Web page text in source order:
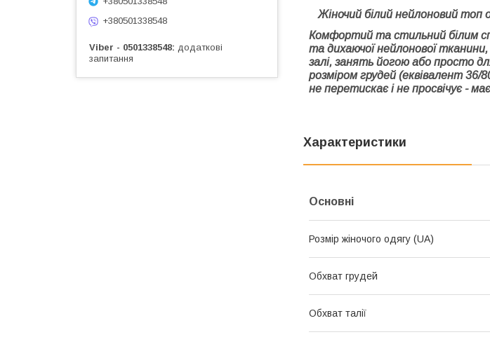
Жіночий білий нейлоновий топ
Комфортий та стильний білим
та дихаючої нейлонової
залі, занять йогою або просто
розміром грудей (еквівалент
не перетискає і не просвічує -
Характеристики
Основні
Розмір жіночого одягу (UA)
Обхват грудей
Обхват талії
+380501338548
Viber - 0501338548
додаткові
запитання